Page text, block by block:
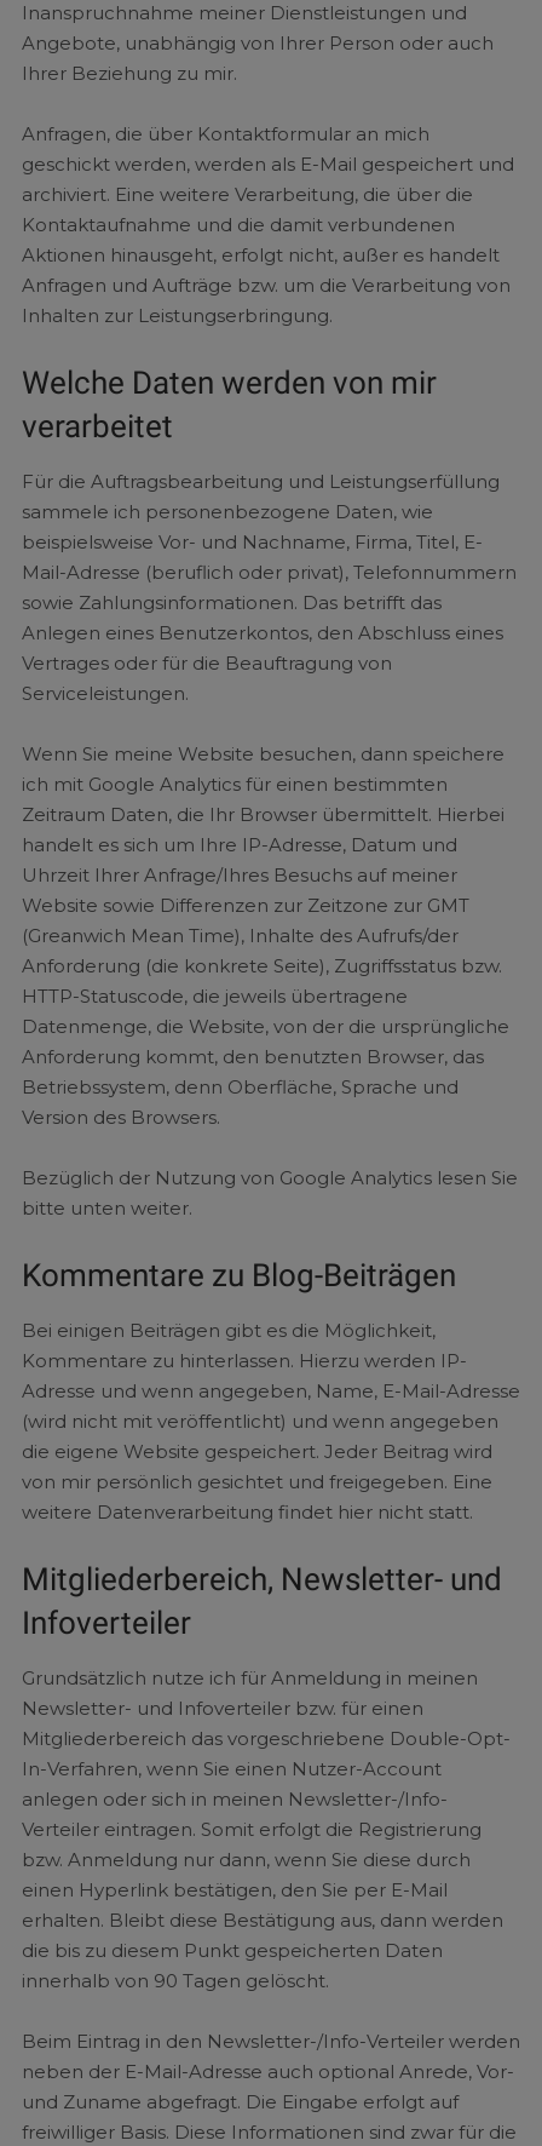
Inanspruchnahme meiner Dienstleistungen und
Angebote, unabhängig von Ihrer Person oder auch
Ihrer Beziehung zu mir.
Anfragen, die über Kontaktformular an mich
geschickt werden, werden als E-Mail gespeichert und
archiviert. Eine weitere Verarbeitung, die über die
Kontaktaufnahme und die damit verbundenen
Aktionen hinausgeht, erfolgt nicht, außer es handelt
Anfragen und Aufträge bzw. um die Verarbeitung von
Inhalten zur Leistungserbringung.
Welche Daten werden von mir
verarbeitet
Für die Auftragsbearbeitung und Leistungserfüllung
sammele ich personenbezogene Daten, wie
beispielsweise Vor- und Nachname, Firma, Titel, E-
Mail-Adresse (beruflich oder privat), Telefonnummern
sowie Zahlungsinformationen. Das betrifft das
Anlegen eines Benutzerkontos, den Abschluss eines
Vertrages oder für die Beauftragung von
Serviceleistungen.
Wenn Sie meine Website besuchen, dann speichere
ich mit Google Analytics für einen bestimmten
Zeitraum Daten, die Ihr Browser übermittelt. Hierbei
handelt es sich um Ihre IP-Adresse, Datum und
Uhrzeit Ihrer Anfrage/Ihres Besuchs auf meiner
Website sowie Differenzen zur Zeitzone zur GMT
(Greanwich Mean Time), Inhalte des Aufrufs/der
Anforderung (die konkrete Seite), Zugriffsstatus bzw.
HTTP-Statuscode, die jeweils übertragene
Datenmenge, die Website, von der die ursprüngliche
Anforderung kommt, den benutzten Browser, das
Betriebssystem, denn Oberfläche, Sprache und
Version des Browsers.
Bezüglich der Nutzung von Google Analytics lesen Sie
bitte unten weiter.
Kommentare zu Blog-Beiträgen
Bei einigen Beiträgen gibt es die Möglichkeit,
Kommentare zu hinterlassen. Hierzu werden IP-
Adresse und wenn angegeben, Name, E-Mail-Adresse
(wird nicht mit veröffentlicht) und wenn angegeben
die eigene Website gespeichert. Jeder Beitrag wird
von mir persönlich gesichtet und freigegeben. Eine
weitere Datenverarbeitung findet hier nicht statt.
Mitgliederbereich, Newsletter- und
Infoverteiler
Grundsätzlich nutze ich für Anmeldung in meinen
Newsletter- und Infoverteiler bzw. für einen
Mitgliederbereich das vorgeschriebene Double-Opt-
In-Verfahren, wenn Sie einen Nutzer-Account
anlegen oder sich in meinen Newsletter-/Info-
Verteiler eintragen. Somit erfolgt die Registrierung
bzw. Anmeldung nur dann, wenn Sie diese durch
einen Hyperlink bestätigen, den Sie per E-Mail
erhalten. Bleibt diese Bestätigung aus, dann werden
die bis zu diesem Punkt gespeicherten Daten
innerhalb von 90 Tagen gelöscht.
Beim Eintrag in den Newsletter-/Info-Verteiler werden
neben der E-Mail-Adresse auch optional Anrede, Vor-
und Zuname abgefragt. Die Eingabe erfolgt auf
freiwilliger Basis. Diese Informationen sind zwar für die